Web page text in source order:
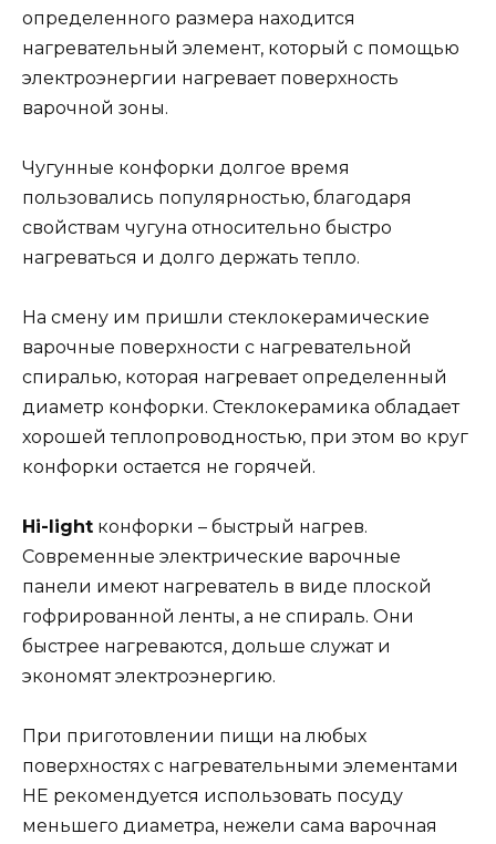
определенного размера находится
нагревательный элемент, который с помощью
электроэнергии нагревает поверхность
варочной зоны.
Чугунные конфорки долгое время
пользовались популярностью, благодаря
свойствам чугуна относительно быстро
нагреваться и долго держать тепло.
На смену им пришли стеклокерамические
варочные поверхности с нагревательной
спиралью, которая нагревает определенный
диаметр конфорки. Стеклокерамика обладает
хорошей теплопроводностью, при этом во круг
конфорки остается не горячей.
Hi-light конфорки – быстрый нагрев.
Современные электрические варочные
панели имеют нагреватель в виде плоской
гофрированной ленты, а не спираль. Они
быстрее нагреваются, дольше служат и
экономят электроэнергию.
При приготовлении пищи на любых
поверхностях с нагревательными элементами
НЕ рекомендуется использовать посуду
меньшего диаметра, нежели сама варочная